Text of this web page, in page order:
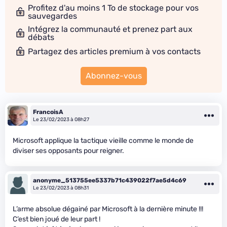
Profitez d'au moins 1 To de stockage pour vos
sauvegardes
Intégrez la communauté et prenez part aux
débats
Partagez des articles premium à vos contacts
Abonnez-vous
FrancoisA
Le 23/02/2023 à 08h27
Microsoft applique la tactique vieille comme le monde de
diviser ses opposants pour reigner.
anonyme_513755ee5337b71c439022f7ae5d4c69
Le 23/02/2023 à 08h31
L’arme absolue dégainé par Microsoft à la dernière minute !!!
C’est bien joué de leur part !